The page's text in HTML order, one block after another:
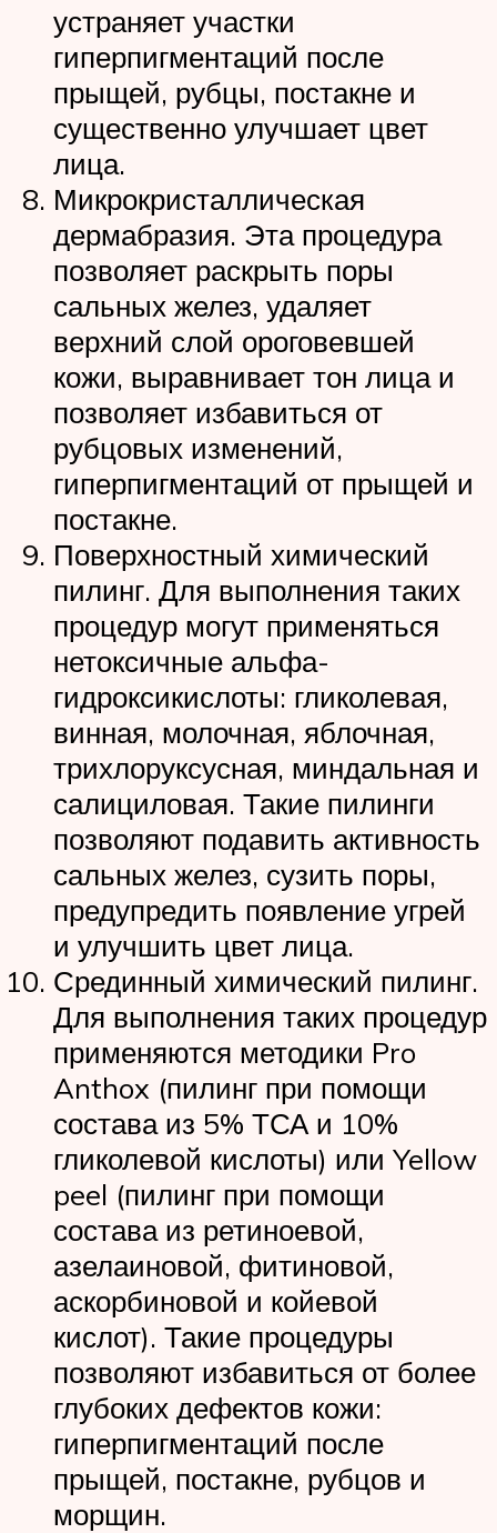
устраняет участки
гиперпигментаций после
прыщей, рубцы, постакне и
существенно улучшает цвет
лица.
Микрокристаллическая
дермабразия. Эта процедура
позволяет раскрыть поры
сальных желез, удаляет
верхний слой ороговевшей
кожи, выравнивает тон лица и
позволяет избавиться от
рубцовых изменений,
гиперпигментаций от прыщей и
постакне.
Поверхностный химический
пилинг. Для выполнения таких
процедур могут применяться
нетоксичные альфа-
гидроксикислоты: гликолевая,
винная, молочная, яблочная,
трихлоруксусная, миндальная и
салициловая. Такие пилинги
позволяют подавить активность
сальных желез, сузить поры,
предупредить появление угрей
и улучшить цвет лица.
Срединный химический пилинг.
Для выполнения таких процедур
применяются методики Pro
Anthox (пилинг при помощи
состава из 5% ТСА и 10%
гликолевой кислоты) или Yellow
peel (пилинг при помощи
состава из ретиноевой,
азелаиновой, фитиновой,
аскорбиновой и койевой
кислот). Такие процедуры
позволяют избавиться от более
глубоких дефектов кожи:
гиперпигментаций после
прыщей, постакне, рубцов и
морщин.